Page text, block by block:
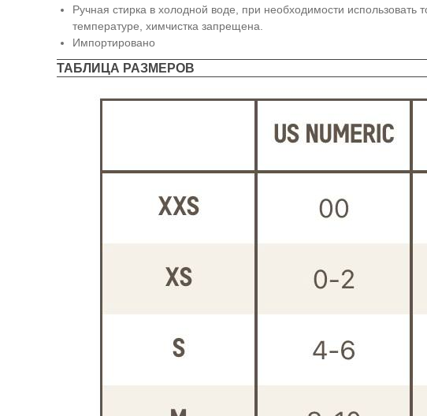
Ручная стирка в холодной воде, при необходимости использовать
температуре, химчистка запрещена.
Импортировано
ТАБЛИЦА РАЗМЕРОВ